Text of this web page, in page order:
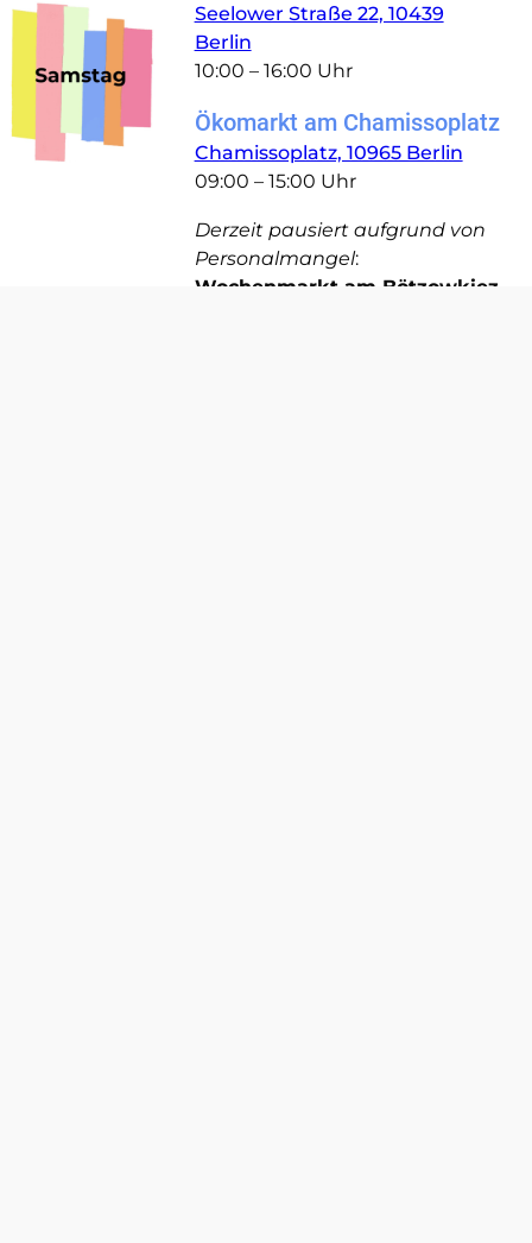
Seelower Straße 22, 10439
Berlin
10:00 – 16:00 Uhr
Ökomarkt am Chamissoplatz
Chamissoplatz, 10965 Berlin
09:00 – 15:00 Uhr
Derzeit pausiert aufgrund von
Personalmangel:
Wochenmarkt am Bötzowkiez